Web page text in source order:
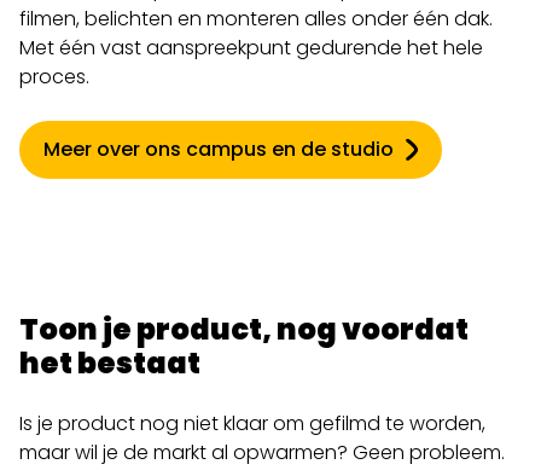
filmen, belichten en monteren alles onder één dak.
Met één vast aanspreekpunt gedurende het hele
proces.
Meer over ons campus en de studio
Toon je product, nog voordat
het bestaat
Is je product nog niet klaar om gefilmd te worden,
maar wil je de markt al opwarmen? Geen probleem.